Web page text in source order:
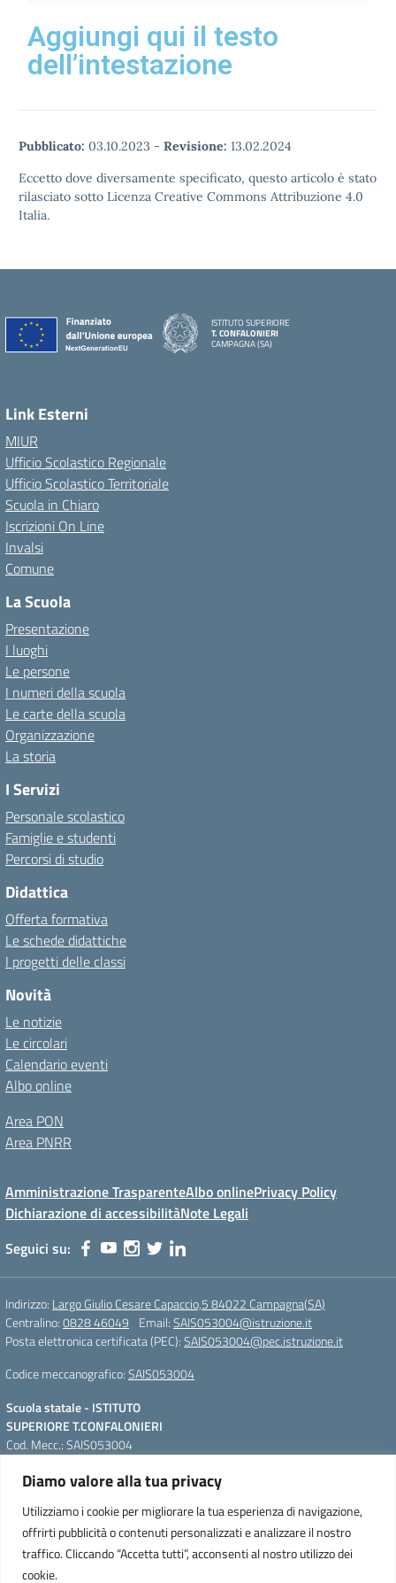
Diamo valore alla tua privacy
Utilizziamo i cookie per migliorare la tua esperienza di navigazione,
offrirti pubblicità o contenuti personalizzati e analizzare il nostro
traffico. Cliccando “Accetta tutti”, acconsenti al nostro utilizzo dei
cookie.
Aggiungi qui il testo
dell’intestazione
Pubblicato: 03.10.2023 - Revisione: 13.02.2024
Eccetto dove diversamente specificato, questo articolo è stato
rilasciato sotto Licenza Creative Commons Attribuzione 4.0
Italia.
ISTITUTO SUPERIORE
T. CONFALONIERI
CAMPAGNA (SA)
Link Esterni
MIUR
Ufficio Scolastico Regionale
Ufficio Scolastico Territoriale
Scuola in Chiaro
Iscrizioni On Line
Invalsi
Comune
La Scuola
Presentazione
I luoghi
Le persone
I numeri della scuola
Le carte della scuola
Organizzazione
La storia
I Servizi
Personale scolastico
Famiglie e studenti
Percorsi di studio
Didattica
Offerta formativa
Le schede didattiche
I progetti delle classi
Novità
Le notizie
Le circolari
Calendario eventi
Albo online
Area PON
Area PNRR
Amministrazione TrasparenteAlbo onlinePrivacy Policy
Dichiarazione di accessibilitàNote Legali
Seguici su:
Indirizzo: Largo Giulio Cesare Capaccio,5 84022 Campagna(SA)
Centralino:0828 46049 Email:SAIS053004@istruzione.it
Posta elettronica certificata (PEC):SAIS053004@pec.istruzione.it
Codice meccanografico:SAIS053004
Scuola statale - ISTITUTO
SUPERIORE T.CONFALONIERI
Cod. Mecc.: SAIS053004
84022 Campagna(SA)
IPSIAM: +39 0828 46664 Fax. +39
0828 46228
e-mail: SAIS053004@istruzione.it
pec: SAIS053004@pec.istruzione.it
WebApp